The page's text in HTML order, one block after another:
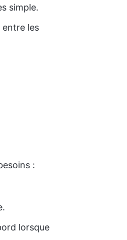
simple.
entre les
:
lorsque